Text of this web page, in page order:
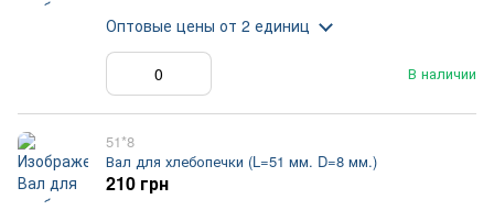
В наличии
Оптовые цены от 2 единиц
51*8
Вал для хлебопечки (L=51 мм. D=8 мм.)
210 грн